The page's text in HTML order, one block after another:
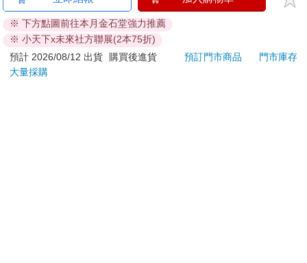
ATM提款機，請不要聽從指示，以免受騙上當！
退換貨須知：
**提醒您，鑑賞期不等於試用期，退回商品須為全新狀態**
依據「消費者保護法」第19條及行政院消費者保護處公告之
※ 下方點圖前往本月金石堂強力推薦
※ 小天下x未來社方聯展(2本75折)
預計 2026/08/12 出貨
購買後進貨 預訂門市商品
門市庫存
大量採購